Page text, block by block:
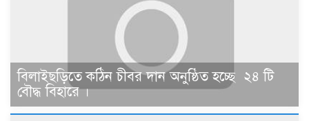
বিলাইছড়িতে কঠিন চীবর দান অনুষ্ঠিত হচ্ছে ২৪ টি
বৌদ্ধ বিহারে ।